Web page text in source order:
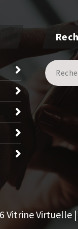
Recherche
pour :
Vitrine Virtuelle